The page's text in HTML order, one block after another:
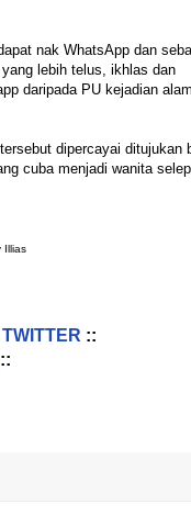
nak WhatsApp dan
lebih telus, ikhlas dan
daripada PU kejadian
dipercayai ditujukan
cuba menjadi wanita
Illias
TWITTER ::
::